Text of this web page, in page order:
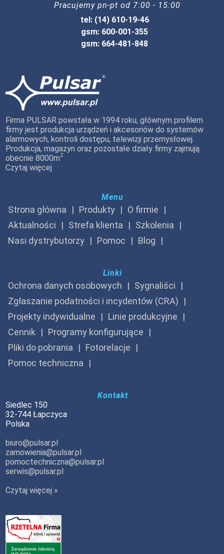
Pracujemy pn-pt od 7:00 - 15:00
tel: (14) 610-19-46
gsm: 600-001-355
gsm: 664-481-848
Firma PULSAR powstała w 1994 roku, głównym profilem
firmy jest produkcja urządzeń i akcesoriów do systemów
alarmowych, kontroli dostępu, telewizji przemysłowej.
Produkcja, magazyn oraz pozostałe działy firmy zajmują
obecnie 8000m2
Czytaj więcej
Menu
Strona główna Produkty
O firmie
Aktualności
Strefa klienta
Szkolenia
Nasi dystrybutorzy
Pomoc Blog
Linki
Ochrona danych osobowych
Sygnaliści
Zgłaszanie podatności i incydentów (CRA)
Projekty indywidualne
Linie produkcyjne
Cennik
Programy konfigurujące
Pliki do pobrania
Fotorelacje
Pomoc techniczna
Kontakt
Siedlec 150
32-744 Łapczyca
Polska
biuro@pulsar.pl
zamowienia@pulsar.pl
pomoctechniczna@pulsar.pl
serwis@pulsar.pl
Czytaj więcej »